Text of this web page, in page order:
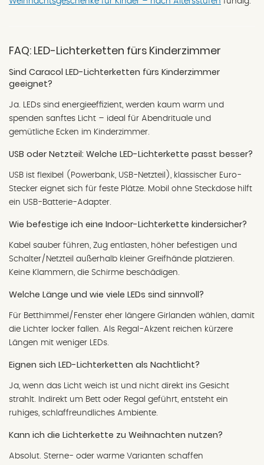
FAQ: LED-Lichterketten fürs Kinderzimmer
Sind Caracol LED-Lichterketten fürs Kinderzimmer
geeignet?
Ja. LEDs sind energieeffizient, werden kaum warm und
spenden sanftes Licht – ideal für Abendrituale und
gemütliche Ecken im Kinderzimmer.
USB oder Netzteil: Welche LED-Lichterkette passt besser?
USB ist flexibel (Powerbank, USB-Netzteil), klassischer Euro-
Stecker eignet sich für feste Plätze. Mobil ohne Steckdose hilft
ein USB-Batterie-Adapter.
Wie befestige ich eine Indoor-Lichterkette kindersicher?
Kabel sauber führen, Zug entlasten, höher befestigen und
Schalter/Netzteil außerhalb kleiner Greifhände platzieren.
Keine Klammern, die Schirme beschädigen.
Welche Länge und wie viele LEDs sind sinnvoll?
Für Betthimmel/Fenster eher längere Girlanden wählen, damit
die Lichter locker fallen. Als Regal-Akzent reichen kürzere
Längen mit weniger LEDs.
Eignen sich LED-Lichterketten als Nachtlicht?
Ja, wenn das Licht weich ist und nicht direkt ins Gesicht
strahlt. Indirekt um Bett oder Regal geführt, entsteht ein
ruhiges, schlaffreundliches Ambiente.
Kann ich die Lichterkette zu Weihnachten nutzen?
Absolut. Sterne- oder warme Varianten schaffen